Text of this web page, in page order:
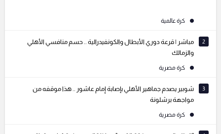
كرة عالمية
2
مباشر | قرعة دوري الأبطال والكونفيدرالية .. حسم منافسي الأهلي
والزمالك
كرة مصرية
3
شوبير يصدم جماهير الأهلي بإصابة إمام عاشور .. هذا موقفه من
مواجهة برشلونة
كرة مصرية